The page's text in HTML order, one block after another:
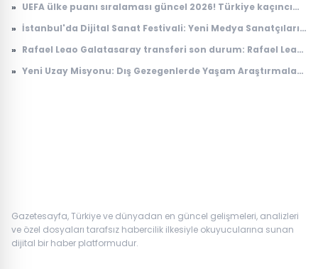
» UEFA ülke puanı sıralaması güncel 2026! Türkiye kaçıncı
» İstanbul'da Dijital Sanat Festivali: Yeni Medya Sanatçıları
» Rafael Leao Galatasaray transferi son durum: Rafael Leao
» Yeni Uzay Misyonu: Dış Gezegenlerde Yaşam Araştırmaları
Gazetesayfa, Türkiye ve dünyadan en güncel gelişmeleri, analizleri
ve özel dosyaları tarafsız habercilik ilkesiyle okuyucularına sunan
dijital bir haber platformudur.